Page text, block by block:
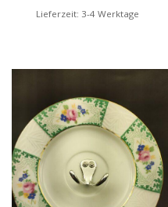
Lieferzeit: 3-4 Werktage